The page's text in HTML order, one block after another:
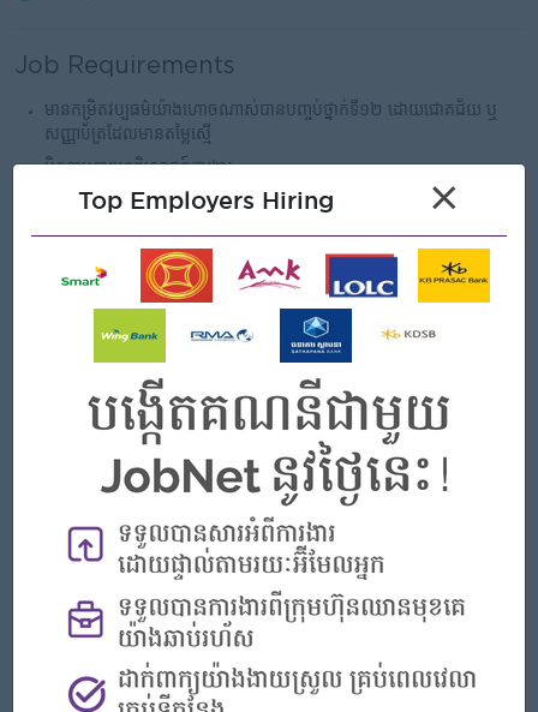
Job Requirements
មានកម្រិតវប្បធម៌យ៉ាងហោចណាស់បានបញ្ចប់ថ្នាក់ទី១២ ដោយជោគជ័យ ឬ
សញ្ញាប័ត្រដែលមានតម្លៃស្មើ
មិនទាមទារបទពិសោធន៍ការងារ
ចូលចិត្តក្នុងការរៀនសូត្របន្ថែម និងទទួលមតិកែលំអ
មានទំនាក់ទំនងល្អ មានជំនាញប្រាស្រ័យទាក់ទង មានភាពស្មោះត្រង់ និងពូកែ
មានឆន្ទៈធ្វើការយ៉ាងជិតស្និទ្ធិជាមួយសហគមន៍ អតិថិជនគោលដៅ ឬភាគីពាក់ព័ន្ធ
ត្រូវចេះអានភាសាអង់គ្លេស​ និង​អាចប្រើប្រាស់កុំព្យូទ័របានបន្តិចបន្តួច។
អត្ថប្រយោជន៍ដែលទទួលបាន៖
ទទួលបានប្រាក់ឧបត្ថម្ភប្រចាំខែ
ទទួលបានការគាំពារពី បេឡាជាតិសន្តិសុខសង្គម និងធានារ៉ាប់រងអាយុជីវិត
២៤ម៉ោង (បសស)
ឱកាសទទួលបានការអភិវឌ្ឍខ្លួន ​និងវគ្គបណ្តុះបណ្តាលលើវិស័យធនាគារ
និងមីក្រូហិរញ្ញវត្ថុ
ទទួលបានបទពិសោធន៍លើការផ្សព្វផ្សាយ ការទម្លាក់ទុន ការប្រមូលប្រាក់កម្ចី និង
ការវាយតម្លៃកម្ចី
ទទួលបានឱកាសខ្ពស់ក្លាយជាបុគ្គលិកពេញសិទ្ធិជាមួយ អេ អឹម ខេ
ទទួលបានលិខិតបញ្ជាក់ការងារ​​​ពី អេ អឹម ខេ។
Top Employers Hiring ×